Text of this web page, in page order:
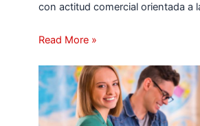
con actitud comercial orientada a
Read More »